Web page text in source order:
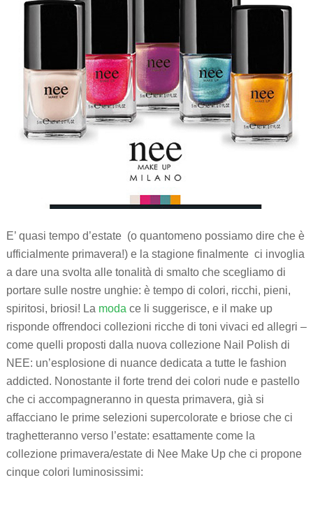
E’ quasi tempo d’estate (o quantomeno possiamo dire che è
ufficialmente primavera!) e la stagione finalmente ci invoglia
a dare una svolta alle tonalità di smalto che scegliamo di
portare sulle nostre unghie: è tempo di colori, ricchi, pieni,
spiritosi, briosi! La moda ce li suggerisce, e il make up
risponde offrendoci collezioni ricche di toni vivaci ed allegri –
come quelli proposti dalla nuova collezione Nail Polish di
NEE: un’esplosione di nuance dedicata a tutte le fashion
addicted. Nonostante il forte trend dei colori nude e pastello
che ci accompagneranno in questa primavera, già si
affacciano le prime selezioni supercolorate e briose che ci
traghetteranno verso l’estate: esattamente come la
collezione primavera/estate di Nee Make Up che ci propone
cinque colori luminosissimi: